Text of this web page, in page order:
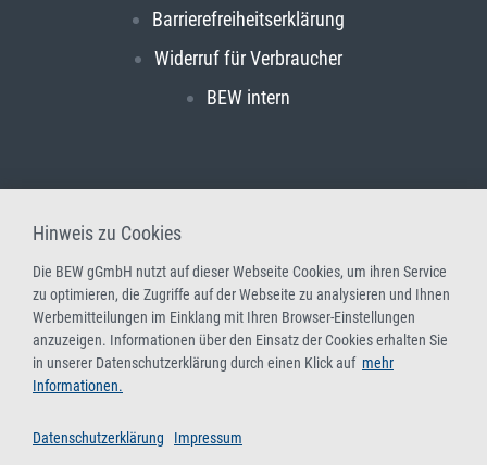
Barrierefreiheitserklärung
Widerruf für Verbraucher
BEW intern
Hinweis zu Cookies
Die BEW gGmbH nutzt auf dieser Webseite Cookies, um ihren Service
zu optimieren, die Zugriffe auf der Webseite zu analysieren und Ihnen
Werbemitteilungen im Einklang mit Ihren Browser-Einstellungen
anzuzeigen. Informationen über den Einsatz der Cookies erhalten Sie
in unserer Datenschutzerklärung durch einen Klick auf mehr
Informationen.
Datenschutzerklärung Impressum